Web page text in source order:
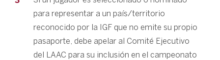
para representar a un país/territorio
reconocido por la IGF que no emite su propio
pasaporte, debe apelar al Comité Ejecutivo
del LAAC para su inclusión en el campeonato